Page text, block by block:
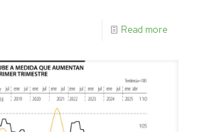
Read more